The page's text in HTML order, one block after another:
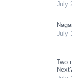
July
July
Two